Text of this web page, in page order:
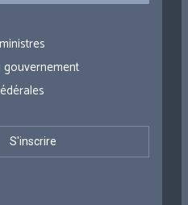
gouvernement